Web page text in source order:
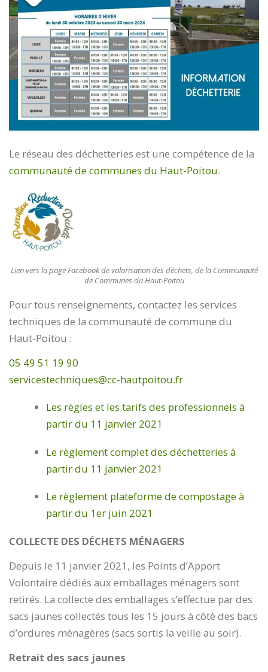
Le réseau des déchetteries est une compétence de la
communauté de communes du Haut-Poitou.
Lien vers la page Facebook de valorisation des déchets, de la Communauté
de Communes du Haut-Poitou
Pour tous renseignements, contactez les services
techniques de la communauté de commune du
Haut-Poitou :
05 49 51 19 90
servicestechniques@cc-hautpoitou.fr
Les règles et les tarifs des professionnels à
partir du 11 janvier 2021
Le règlement complet des déchetteries à
partir du 11 janvier 2021
Le règlement plateforme de compostage à
partir du 1er juin 2021
COLLECTE DES DÉCHETS MÉNAGERS
Depuis le 11 janvier 2021, les Points d’Apport
Volontaire dédiés aux emballages ménagers sont
retirés. La collecte des emballages s’effectue par des
sacs jaunes collectés tous les 15 jours à côté des bacs
d’ordures ménagères (sacs sortis la veille au soir).
Retrait des sacs jaunes